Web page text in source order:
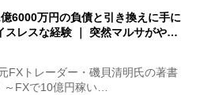
億6000万円の負債と引き換えに手に
スレスな経験 ｜ 突然マルサがや…
FXトレーダー・磯貝清明氏の著書
～FXで10億円稼い…